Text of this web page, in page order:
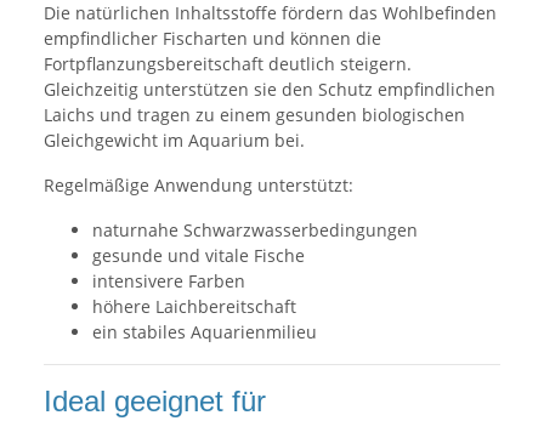
Die natürlichen Inhaltsstoffe fördern das Wohlbefinden
empfindlicher Fischarten und können die
Fortpflanzungsbereitschaft deutlich steigern.
Gleichzeitig unterstützen sie den Schutz empfindlichen
Laichs und tragen zu einem gesunden biologischen
Gleichgewicht im Aquarium bei.
Regelmäßige Anwendung unterstützt:
naturnahe Schwarzwasserbedingungen
gesunde und vitale Fische
intensivere Farben
höhere Laichbereitschaft
ein stabiles Aquarienmilieu
Ideal geeignet für